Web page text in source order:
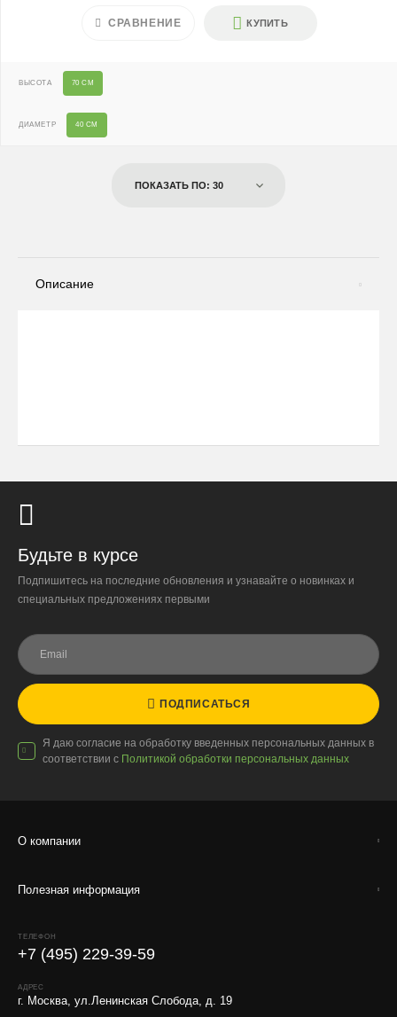
КУПИТЬ
СРАВНЕНИЕ
ВЫСОТА 70 СМ
ДИАМЕТР 40 СМ
ПОКАЗАТЬ ПО: 30
Описание
Будьте в курсе
Подпишитесь на последние обновления и узнавайте о новинках и
специальных предложениях первыми
ПОДПИСАТЬСЯ
Я даю согласие на обработку введенных персональных данных в
соответствии с Политикой обработки персональных данных
О компании
Полезная информация
ТЕЛЕФОН
+7 (495) 229-39-59
АДРЕС
г. Москва, ул.Ленинская Слобода, д. 19